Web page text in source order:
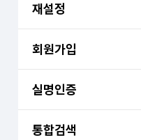
재설정
회원가입
실명인증
통합검색